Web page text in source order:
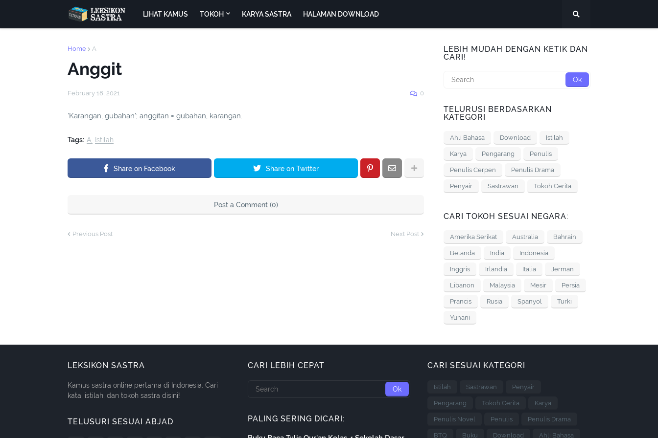
LIHAT KAMUS TOKOH KARYA SASTRA HALAMAN DOWNLOAD
Home A
Anggit
February 18, 2021 0
'Karangan, gubahan'; anggitan = gubahan, karangan.
Tags: A Istilah
Share on Facebook Share on Twitter
Post a Comment (0)
Previous Post Next Post
LEBIH MUDAH DENGAN KETIK DAN
CARI!
TELURUSI BERDASARKAN
KATEGORI
Ahli Bahasa Download Istilah
Karya Pengarang Penulis
Penulis Cerpen Penulis Drama
Penyair Sastrawan Tokoh Cerita
CARI TOKOH SESUAI NEGARA:
Amerika Serikat Australia Bahrain
Belanda India Indonesia
Inggris Irlandia Italia Jerman
Libanon Malaysia Mesir Persia
Prancis Rusia Spanyol Turki
Yunani
LEKSIKON SASTRA
Kamus sastra online pertama di Indonesia. Cari
kata, istilah, dan tokoh sastra disini!
TELUSURI SESUAI ABJAD
CARI LEBIH CEPAT
PALING SERING DICARI:
CARI SESUAI KATEGORI
Istilah Sastrawan Penyair
Pengarang Tokoh Cerita Karya
Penulis Novel Penulis Penulis Drama
BTQ Buku Download Ahli Bahasa